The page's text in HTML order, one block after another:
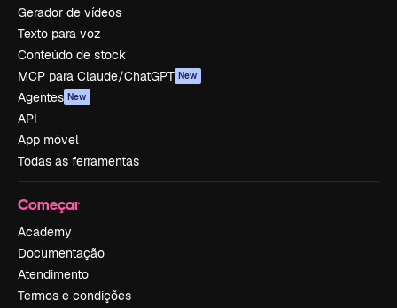
Gerador de vídeos
Texto para voz
Conteúdo de stock
MCP para Claude/ChatGPT New
Agentes New
API
App móvel
Todas as ferramentas
Começar
Academy
Documentação
Atendimento
Termos e condições